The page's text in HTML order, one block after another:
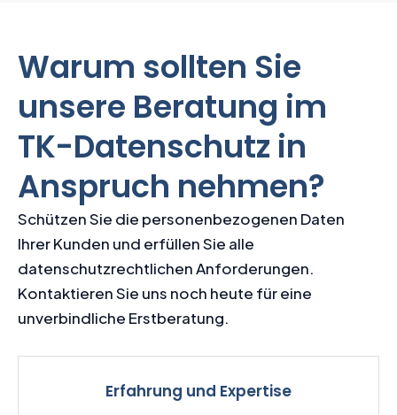
Warum sollten Sie
unsere Beratung im
TK-Datenschutz in
Anspruch nehmen?
Schützen Sie die personenbezogenen Daten
Ihrer Kunden und erfüllen Sie alle
datenschutzrechtlichen Anforderungen.
Kontaktieren Sie uns noch heute für eine
unverbindliche Erstberatung.
Erfahrung und Expertise